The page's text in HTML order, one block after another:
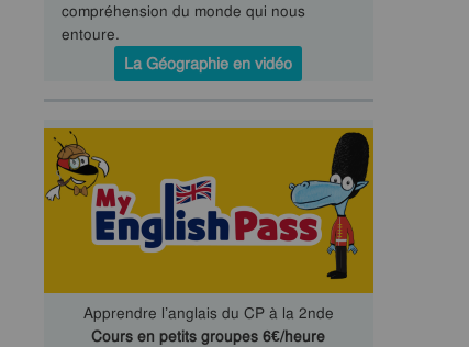
compréhension du monde qui nous
entoure.
La Géographie en vidéo
Apprendre l’anglais du CP à la 2nde
Cours en petits groupes 6€/heure